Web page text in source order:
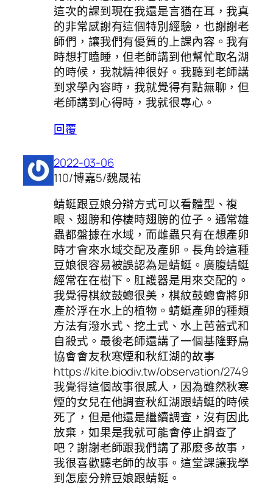
這次的課到現在我還是言猶在耳，我真
的非常感謝有這個特別經驗，也謝謝老
師們，讓我們有優質的上課內容。我有
時想打瞌睡，但老師講到他幫忙取名湖
的時候，我就精神很好。我聽到老師講
到求學內容時，我就覺得有點無聊，但
老師講到心得時，我就很專心。
回覆
2022-03-06
110/博嘉5/魏晟祐
蜻蜓跟豆娘分辯方式可以看體型、複
眼、翅膀和停棲時翅膀的位子。通常雄
蟲都盤據在水域，而雌蟲只有在想產卵
時才會來水域交配及產卵。長角蛉這種
豆娘很容易被誤認為是蜻蜓。廣腹蜻蜓
經常在在樹下。肛護器是用來交配的。
我覺得棋紋鼓蟌很美，棋紋鼓蟌會將卵
產於浮在水上的植物。蜻蜓產卵的種類
方法有潑水式、挖土式、水上芭蕾式和
自殺式。最後老師還講了一個基隆野鳥
協會會友秋寒煙和秋紅湖的故事
https://kite.biodiv.tw/observation/2749
我覺得這個故事很感人，因為雖然秋寒
煙的女兒在他調查秋紅湖跟蜻蜓的時候
死了，但是他還是繼續調查，沒有因此
放棄，如果是我就可能會停止調查了
吧？謝謝老師跟我們講了那麼多故事，
我很喜歡聽老師的故事。這堂課讓我學
到怎麼分辨豆娘跟蜻蜓。